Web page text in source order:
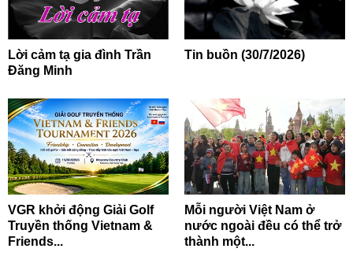
Lời cảm tạ gia đình Trần
Đăng Minh
Tin buồn (30/7/2026)
VGR khởi động Giải Golf
Truyền thống Vietnam &
Friends...
Mỗi người Việt Nam ở
nước ngoài đều có thể trở
thành một...